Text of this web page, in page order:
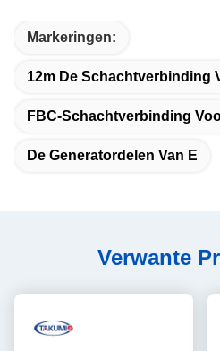
Markeringen:
12m De Schachtverbinding
FBC-Schachtverbinding
De Generatordelen Van E
Verwante